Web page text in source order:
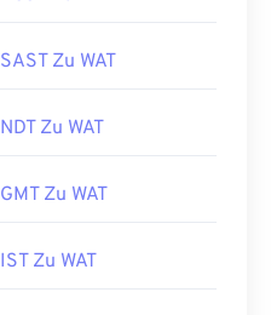
SAST Zu WAT
NDT Zu WAT
GMT Zu WAT
IST Zu WAT